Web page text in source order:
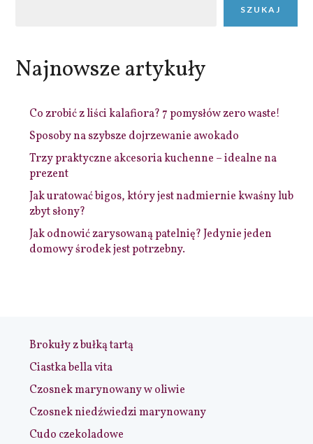
SZUKAJ
Najnowsze artykuły
Co zrobić z liści kalafiora? 7 pomysłów zero waste!
Sposoby na szybsze dojrzewanie awokado
Trzy praktyczne akcesoria kuchenne – idealne na
prezent
Jak uratować bigos, który jest nadmiernie kwaśny lub
zbyt słony?
Jak odnowić zarysowaną patelnię? Jedynie jeden
domowy środek jest potrzebny.
Brokuły z bułką tartą
Ciastka bella vita
Czosnek marynowany w oliwie
Czosnek niedźwiedzi marynowany
Cudo czekoladowe